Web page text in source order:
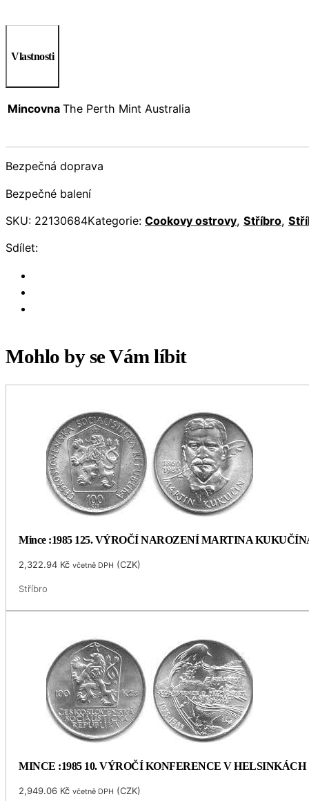
Vlastnosti
Mincovna The Perth Mint Australia
Bezpečná doprava
Bezpečné balení
SKU: 22130684Kategorie: Cookovy ostrovy, Stříbro,
Sdílet:
Mohlo by se Vám líbit
Mince :1985 125. VÝROČÍ NAROZENÍ MARTINA
2,322.94 Kč včetně DPH (CZK)
Stříbro
MINCE :1985 10. VÝROČÍ KONFERENCE V HELSINKÁCH
2,949.06 Kč včetně DPH (CZK)